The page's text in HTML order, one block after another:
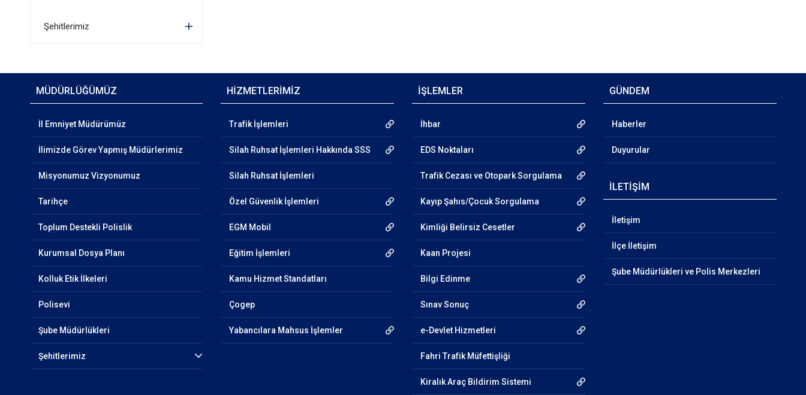
Şehitlerimiz
MÜDÜRLÜĞÜMÜZ
İl Emniyet Müdürümüz
İlimizde Görev Yapmış Müdürlerimiz
Misyonumuz Vizyonumuz
Tarihçe
Toplum Destekli Polislik
Kurumsal Dosya Planı
Kolluk Etik İlkeleri
Polisevi
Şube Müdürlükleri
Şehitlerimiz
HİZMETLERİMİZ
Trafik İşlemleri
Silah Ruhsat İşlemleri Hakkında SSS
Silah Ruhsat İşlemleri
Özel Güvenlik İşlemleri
EGM Mobil
Eğitim İşlemleri
Kamu Hizmet Standatları
Çogep
Yabancılara Mahsus İşlemler
İŞLEMLER
İhbar
EDS Noktaları
Trafik Cezası ve Otopark Sorgulama
Kayıp Şahıs/Çocuk Sorgulama
Kimliği Belirsiz Cesetler
Kaan Projesi
Bilgi Edinme
Sınav Sonuç
e-Devlet Hizmetleri
Fahri Trafik Müfettişliği
Kiralık Araç Bildirim Sistemi
GÜNDEM
Haberler
Duyurular
İLETİŞİM
İletişim
İlçe İletişim
Şube Müdürlükleri ve Polis Merkezleri